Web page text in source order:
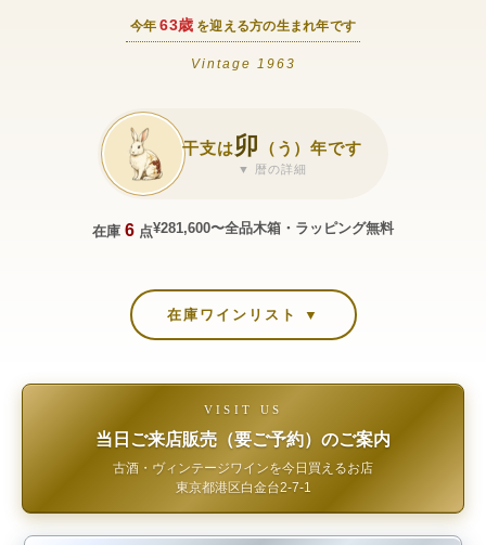
今年 63歳 を迎える方の生まれ年です
Vintage 1963
干支は卯 （う）年です
▼ 暦の詳細
在庫 6 点¥281,600〜全品木箱・ラッピング無料
在庫ワインリスト ▼
VISIT US
当日ご来店販売（要ご予約）のご案内
古酒・ヴィンテージワインを今日買えるお店
東京都港区白金台2-7-1